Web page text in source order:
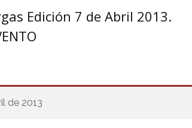
Edición 7 de Abril 2013.
de 2013